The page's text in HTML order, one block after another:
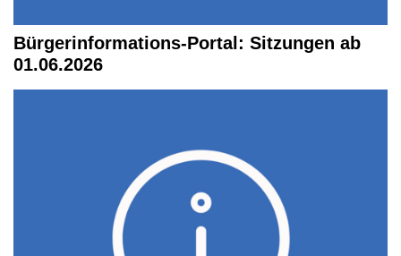
Bürgerinformations-Portal: Sitzungen ab
01.06.2026